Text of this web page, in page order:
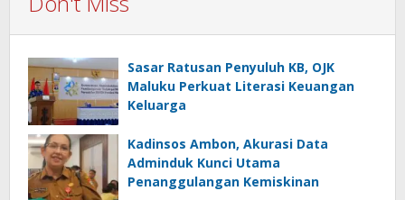
Sasar Ratusan Penyuluh KB, OJK
Maluku Perkuat Literasi Keuangan
Keluarga
Kadinsos Ambon, Akurasi Data
Adminduk Kunci Utama
Penanggulangan Kemiskinan